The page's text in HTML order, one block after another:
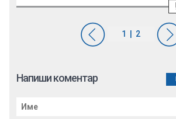
Напиши коментар